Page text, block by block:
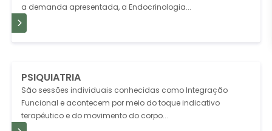
a demanda apresentada, a Endocrinologia...
PSIQUIATRIA
São sessões individuais conhecidas como Integração
Funcional e acontecem por meio do toque indicativo
terapêutico e do movimento do corpo...